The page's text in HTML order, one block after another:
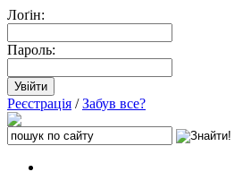
Лоґін:
Пароль:
Реєстрація /Забув все?